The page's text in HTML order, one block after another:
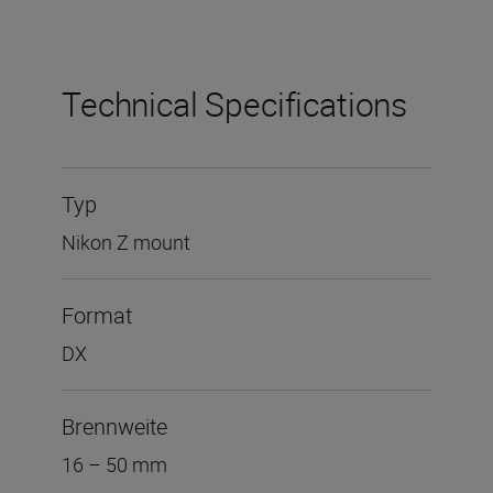
Technical Specifications
Typ
Nikon Z mount
Format
DX
Brennweite
16 – 50 mm